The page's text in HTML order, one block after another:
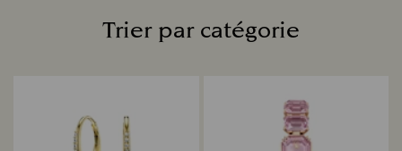
Trier par catégorie